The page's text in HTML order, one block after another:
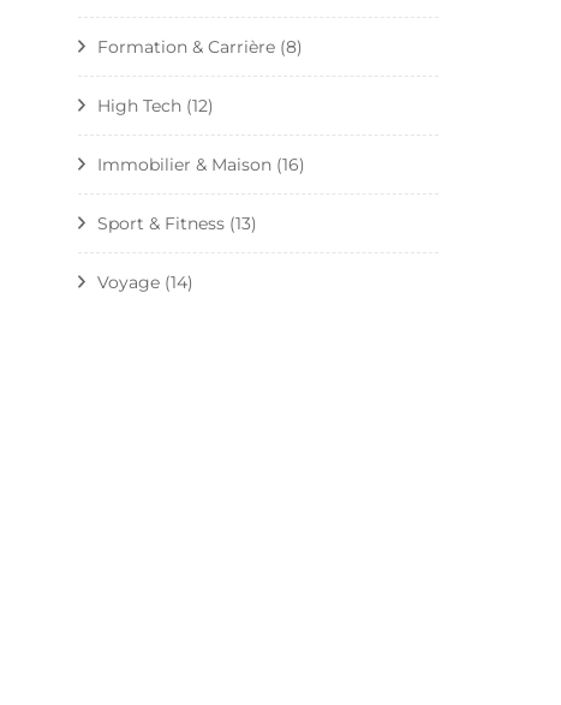
Formation & Carrière (8)
High Tech (12)
Immobilier & Maison (16)
Sport & Fitness (13)
Voyage (14)